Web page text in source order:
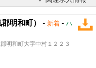
明和町） - 新着 - ハ
明和町大字中村１２２３